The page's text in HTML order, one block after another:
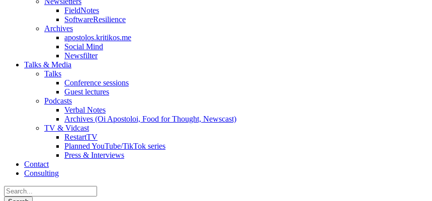
FieldNotes
SoftwareResilience
Archives
apostolos.kritikos.me
Social Mind
Newsfilter
Talks & Media
Talks
Conference sessions
Guest lectures
Podcasts
Verbal Notes
Archives (Oi Apostoloi, Food for Thought, Newscast)
TV & Vidcast
RestartTV
Planned YouTube/TikTok series
Press & Interviews
Contact
Consulting